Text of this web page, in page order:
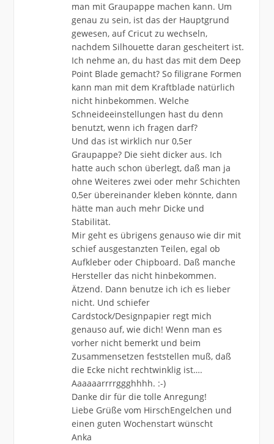
man mit Graupappe machen kann. Um
genau zu sein, ist das der Hauptgrund
gewesen, auf Cricut zu wechseln,
nachdem Silhouette daran gescheitert ist.
Ich nehme an, du hast das mit dem Deep
Point Blade gemacht? So filigrane Formen
kann man mit dem Kraftblade natürlich
nicht hinbekommen. Welche
Schneideeinstellungen hast du denn
benutzt, wenn ich fragen darf?
Und das ist wirklich nur 0,5er
Graupappe? Die sieht dicker aus. Ich
hatte auch schon überlegt, daß man ja
ohne Weiteres zwei oder mehr Schichten
0,5er übereinander kleben könnte, dann
hätte man auch mehr Dicke und
Stabilität.
Mir geht es übrigens genauso wie dir mit
schief ausgestanzten Teilen, egal ob
Aufkleber oder Chipboard. Daß manche
Hersteller das nicht hinbekommen.
Ätzend. Dann benutze ich ich es lieber
nicht. Und schiefer
Cardstock/Designpapier regt mich
genauso auf, wie dich! Wenn man es
vorher nicht bemerkt und beim
Zusammensetzen feststellen muß, daß
die Ecke nicht rechtwinklig ist….
Aaaaaarrrrggghhhh. :-)
Danke dir für die tolle Anregung!
Liebe Grüße vom HirschEngelchen und
einen guten Wochenstart wünscht
Anka